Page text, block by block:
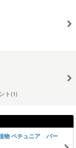
ト(1)
物 ペチュニア バー